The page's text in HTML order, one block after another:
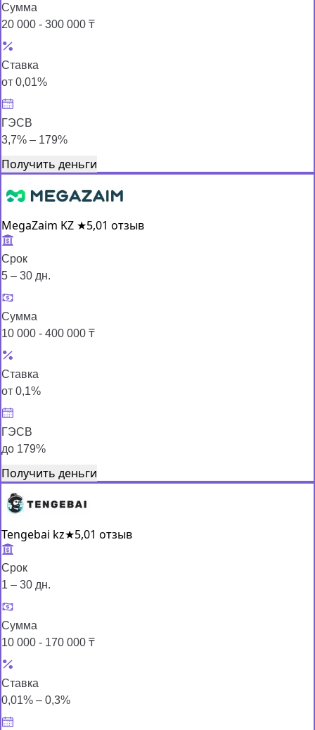
Сумма
20 000 - 300 000 ₸
Ставка
от 0,01%
ГЭСВ
3,7% – 179%
Получить деньги
MegaZaim KZ ★5,01 отзыв
Срок
5 – 30 дн.
Сумма
10 000 - 400 000 ₸
Ставка
от 0,1%
ГЭСВ
до 179%
Получить деньги
Tengebai kz★5,01 отзыв
Срок
1 – 30 дн.
Сумма
10 000 - 170 000 ₸
Ставка
0,01% – 0,3%